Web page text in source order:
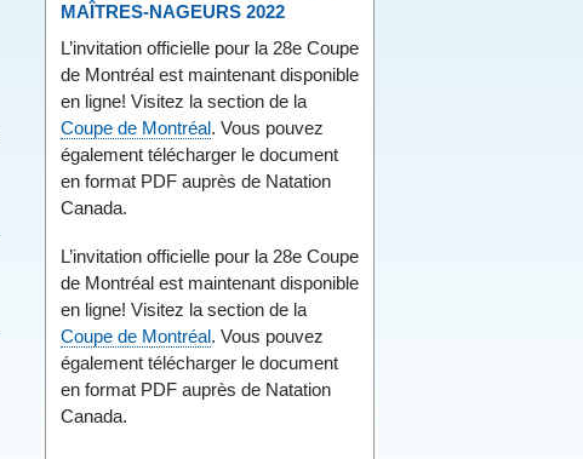
MAÎTRES-NAGEURS 2022
L’invitation officielle pour la 28e Coupe
de Montréal est maintenant disponible
en ligne! Visitez la section de la
Coupe de Montréal. Vous pouvez
également télécharger le document
en format PDF auprès de Natation
Canada.
L’invitation officielle pour la 28e Coupe
de Montréal est maintenant disponible
en ligne! Visitez la section de la
Coupe de Montréal. Vous pouvez
également télécharger le document
en format PDF auprès de Natation
Canada.